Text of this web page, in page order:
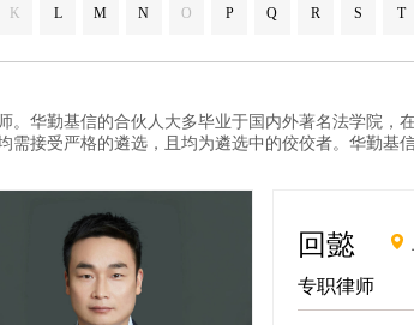
K L M N O P Q R S T
勤基信的合伙人大多毕业于国内外著名法学院，
接受严格的遴选，且均为遴选中的佼佼者。华勤基
回懿
专职律师